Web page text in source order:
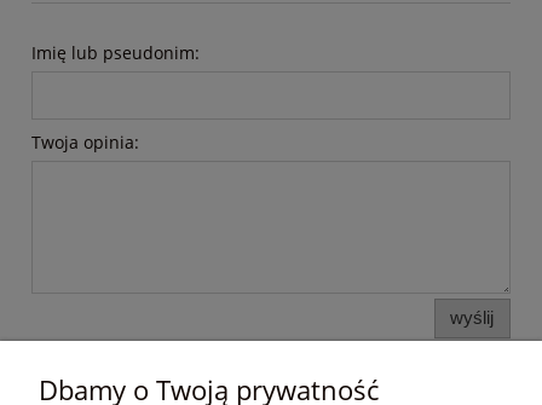
Imię lub pseudonim:
Twoja opinia:
wyślij
Dbamy o Twoją prywatność